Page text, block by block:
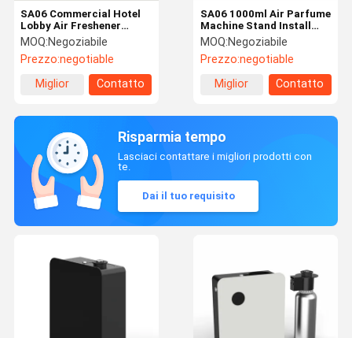
SA06 Commercial Hotel
Lobby Air Freshener
Machine, Smart Scent Air
Machine 1000 ml
MOQ:Negoziabile
Prezzo:negotiable
Miglior
Contatto
SA06 1000ml Air Parfume
Machine Stand Install
Shopping Mall Air
Freshener Machine
MOQ:Negoziabile
Prezzo:negotiable
Miglior
Contatto
Risparmia tempo
Lasciaci contattare i migliori prodotti con
te.
Dai il tuo requisito